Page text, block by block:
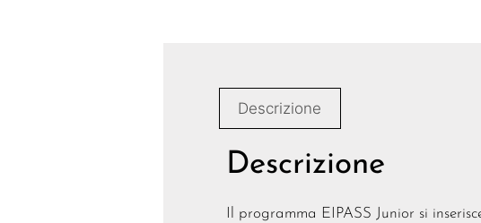
Descrizione
Descrizione
Il programma EIPASS Junior si